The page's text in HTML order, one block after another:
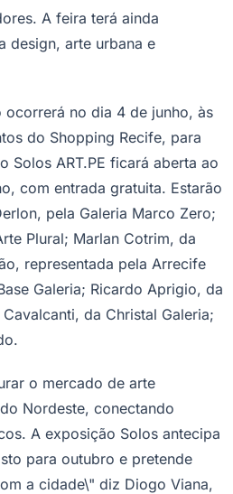
A feira terá ainda
design, arte urbana e
ocorrerá no dia 4 de junho, às
do Shopping Recife, para
Solos ART.PE ficará aberta ao
com entrada gratuita. Estarão
pela Galeria Marco Zero;
Plural; Marlan Cotrim, da
representada pela Arrecife
Galeria; Ricardo Aprigio, da
da Christal Galeria;
o mercado de arte
Nordeste, conectando
A exposição Solos antecipa
para outubro e pretende
a cidade\" diz Diogo Viana,